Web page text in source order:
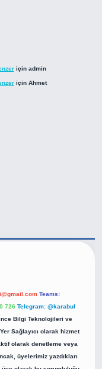
için admin
için Ahmet
Teams:
726 Telegram: @karabul
Bilgi Teknolojileri ve
Sağlayıcı olarak hizmet
olarak denetleme veya
üyelerimiz yazdıkları